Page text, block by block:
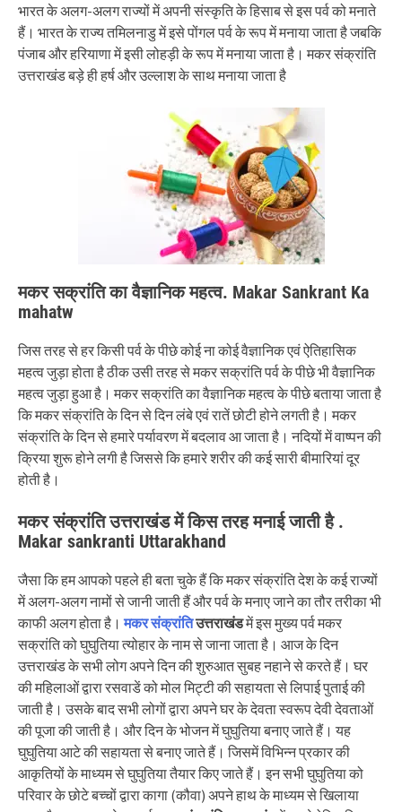
भारत के अलग-अलग राज्यों में अपनी संस्कृति के हिसाब से इस पर्व को मनाते
हैं। भारत के राज्य तमिलनाडु में इसे पोंगल पर्व के रूप में मनाया जाता है जबकि
पंजाब और हरियाणा में इसी लोहड़ी के रूप में मनाया जाता है। मकर संक्रांति
उत्तराखंड बड़े ही हर्ष और उल्लाश के साथ मनाया जाता है
मकर सक्रांति का वैज्ञानिक महत्व. Makar Sankrant Ka
mahatw
जिस तरह से हर किसी पर्व के पीछे कोई ना कोई वैज्ञानिक एवं ऐतिहासिक
महत्व जुड़ा होता है ठीक उसी तरह से मकर सक्रांति पर्व के पीछे भी वैज्ञानिक
महत्व जुड़ा हुआ है। मकर सक्रांति का वैज्ञानिक महत्व के पीछे बताया जाता है
कि मकर संक्रांति के दिन से दिन लंबे एवं रातें छोटी होने लगती है। मकर
संक्रांति के दिन से हमारे पर्यावरण में बदलाव आ जाता है। नदियों में वाष्पन की
क्रिया शुरू होने लगी है जिससे कि हमारे शरीर की कई सारी बीमारियां दूर
होती है।
मकर संक्रांति उत्तराखंड में किस तरह मनाई जाती है .
Makar sankranti Uttarakhand
जैसा कि हम आपको पहले ही बता चुके हैं कि मकर संक्रांति देश के कई राज्यों
में अलग-अलग नामों से जानी जाती हैं और पर्व के मनाए जाने का तौर तरीका भी
काफी अलग होता है।मकर संक्रांतिउत्तराखंडमें इस मुख्य पर्व मकर
सक्रांति को घुघुतिया त्योहार के नाम से जाना जाता है। आज के दिन
उत्तराखंड के सभी लोग अपने दिन की शुरुआत सुबह नहाने से करते हैं। घर
की महिलाओं द्वारा रसवाडें को मोल मिट्टी की सहायता से लिपाई पुताई की
जाती है। उसके बाद सभी लोगों द्वारा अपने घर के देवता स्वरूप देवी देवताओं
की पूजा की जाती है। और दिन के भोजन में घुघुतिया बनाए जाते हैं। यह
घुघुतिया आटे की सहायता से बनाए जाते हैं। जिसमें विभिन्न प्रकार की
आकृतियों के माध्यम से घुघुतिया तैयार किए जाते हैं। इन सभी घुघुतिया को
परिवार के छोटे बच्चों द्वारा कागा (कौवा) अपने हाथ के माध्यम से खिलाया